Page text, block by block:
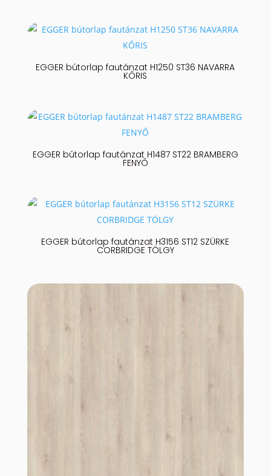
EGGER bútorlap fautánzat H1250 ST36 NAVARRA
KŐRIS
EGGER bútorlap fautánzat H1487 ST22 BRAMBERG
FENYŐ
EGGER bútorlap fautánzat H3156 ST12 SZÜRKE
CORBRIDGE TÖLGY